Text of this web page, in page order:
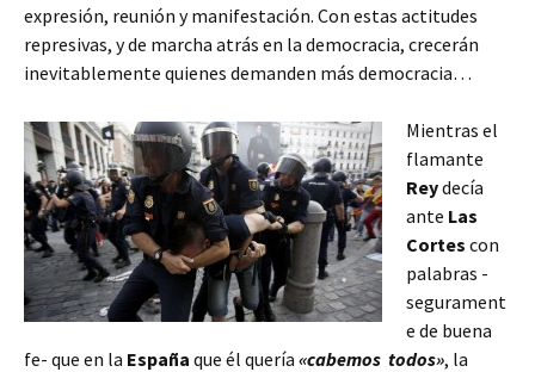
expresión, reunión y manifestación. Con estas actitudes
represivas, y de marcha atrás en la democracia, crecerán
inevitablemente quienes demanden más democracia…
Mientras el
flamante
Reydecía
ante Las
Cortes con
palabras -
segurament
e de buena
fe- que en la España que él quería «cabemos todos», la